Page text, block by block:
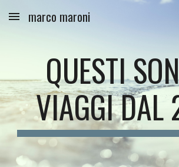
Skip to main content
marco maroni
QUESTI
VIAGGI DAL